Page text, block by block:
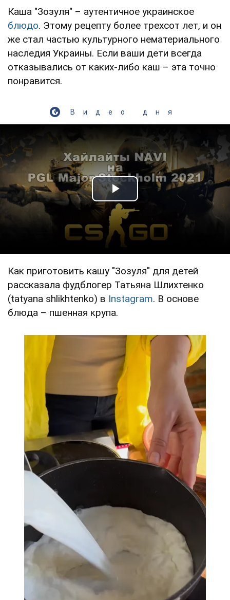
Каша "Зозуля" – аутентичное украинское
блюдо. Этому рецепту более трехсот лет, и он
же стал частью культурного нематериального
наследия Украины. Если ваши дети всегда
отказывались от каких-либо каш – эта точно
понравится.
Видео дня
Play Video
Как приготовить кашу "Зозуля" для детей
рассказала фудблогер Татьяна Шлихтенко
(tatyana shlikhtenko) в Instagram. В основе
блюда – пшенная крупа.